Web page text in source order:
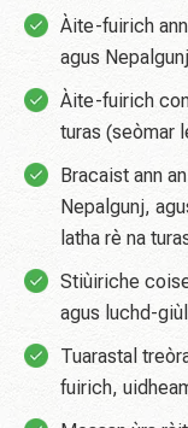
Àite-fuirich
agus Nepalgunj
Àite-fuirich
turas (seòmar
Bracaist ann
Nepalgunj,
latha rè na
Stiùiriche
agus luchd-
Tuarastal
fuirich,